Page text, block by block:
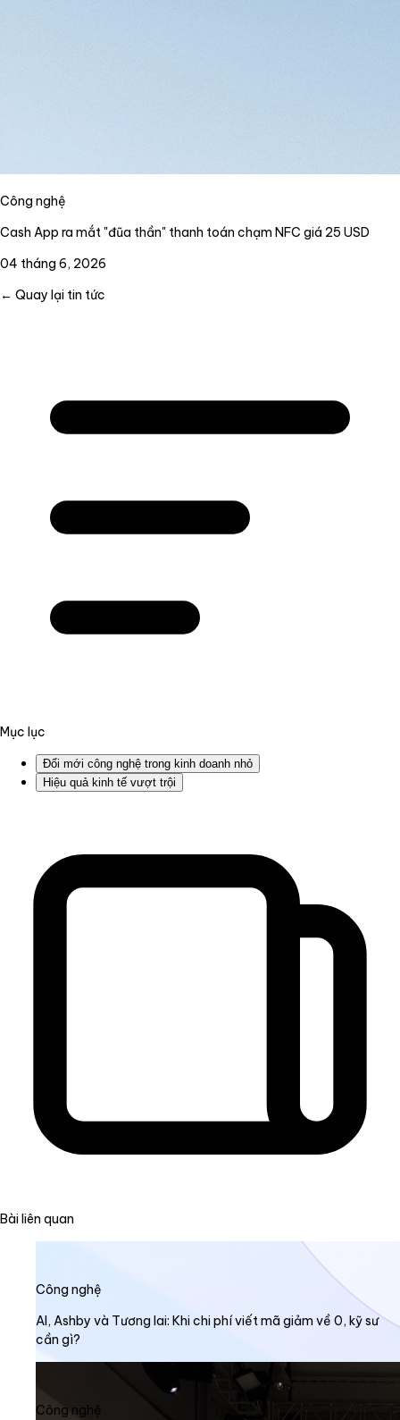
Công nghệ
Cash App ra mắt "đũa thần" thanh toán chạm NFC giá 25 USD
04 tháng 6, 2026
← Quay lại tin tức
Mục lục
Đổi mới công nghệ trong kinh doanh nhỏ
Hiệu quả kinh tế vượt trội
Bài liên quan
Công nghệ
AI, Ashby và Tương lai: Khi chi phí viết mã giảm về 0, kỹ sư
cần gì?
Công nghệ